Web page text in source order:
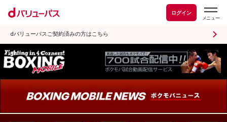
ログイン
dバリューパスご契約済みの方はこちら